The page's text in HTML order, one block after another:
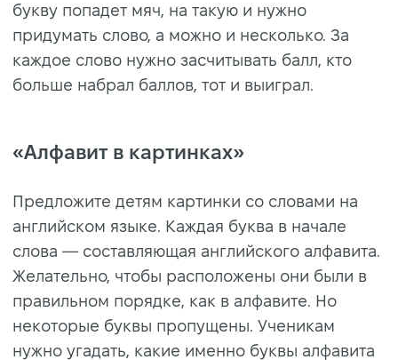
букву попадет мяч, на такую и нужно
придумать слово, а можно и несколько. За
каждое слово нужно засчитывать балл, кто
больше набрал баллов, тот и выиграл.
«Алфавит в картинках»
Предложите детям картинки со словами на
английском языке. Каждая буква в начале
слова — составляющая английского алфавита.
Желательно, чтобы расположены они были в
правильном порядке, как в алфавите. Но
некоторые буквы пропущены. Ученикам
нужно угадать, какие именно буквы алфавита